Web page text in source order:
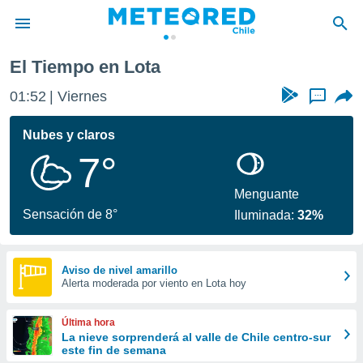
de
por
se
calidad.
a este
las
y
digital
basada
El Tiempo en Lota
01:52 Viernes ...
Nubes y claros
7°
Sensación de 8°
Menguante
Iluminada:32%
Aviso de nivel amarillo
Alerta moderada por viento en Lota hoy
Última hora
La nieve sorprenderá al valle de Chile centro-sur
este fin de semana